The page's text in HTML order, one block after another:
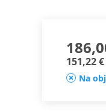
151,22 €
Na